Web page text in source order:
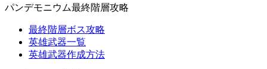
パンデモニウム最終階層攻略
最終階層ボス攻略
英雄武器一覧
英雄武器作成方法